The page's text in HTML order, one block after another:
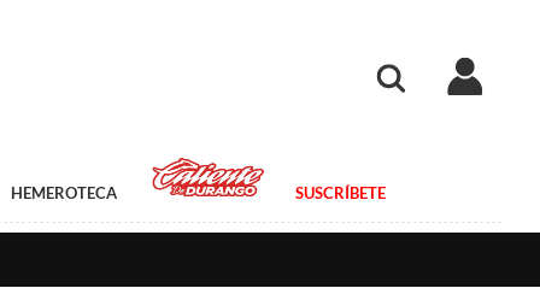
HEMEROTECA SUSCRÍBETE